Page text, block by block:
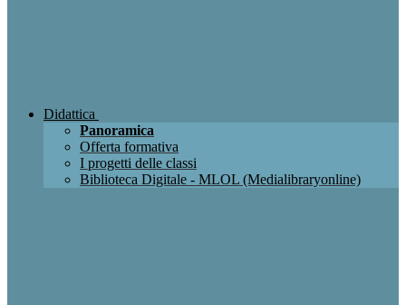
Didattica
Panoramica
Offerta formativa
I progetti delle classi
Biblioteca Digitale - MLOL (Medialibraryonline)